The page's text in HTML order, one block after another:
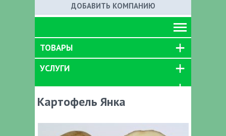
ДОБАВИТЬ КОМПАНИЮ
ТОВАРЫ
УСЛУГИ
Картофель Янка